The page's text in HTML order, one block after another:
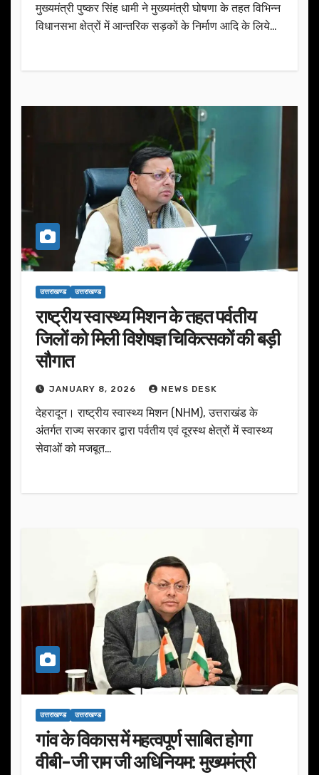
मुख्यमंत्री पुष्कर सिंह धामी ने मुख्यमंत्री घोषणा के तहत विभिन्न
विधानसभा क्षेत्रों में आन्तरिक सड़कों के निर्माण आदि के लिये…
उत्तराखण्ड उत्तराखण्ड
राष्ट्रीय स्वास्थ्य मिशन के तहत पर्वतीय
जिलों को मिली विशेषज्ञ चिकित्सकों की बड़ी
सौगात
JANUARY 8, 2026 NEWS DESK
देहरादून। राष्ट्रीय स्वास्थ्य मिशन (NHM), उत्तराखंड के
अंतर्गत राज्य सरकार द्वारा पर्वतीय एवं दूरस्थ क्षेत्रों में स्वास्थ्य
सेवाओं को मजबूत…
उत्तराखण्ड उत्तराखण्ड
गांव के विकास में महत्वपूर्ण साबित होगा
वीबी-जी राम जी अधिनियम: मुख्यमंत्री